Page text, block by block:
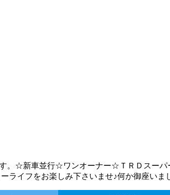
す。☆新車並行☆ワンオーナー☆ＴＲＤス
ライフをお楽しみ下さいませ♪何か御座いま